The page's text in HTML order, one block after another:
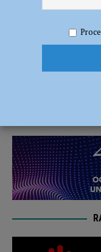
della fotografia”, il 7
“La notte